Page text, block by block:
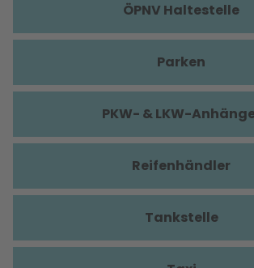
ÖPNV Haltestelle
Parken
PKW- & LKW-
Reifenhändler
Tankstelle